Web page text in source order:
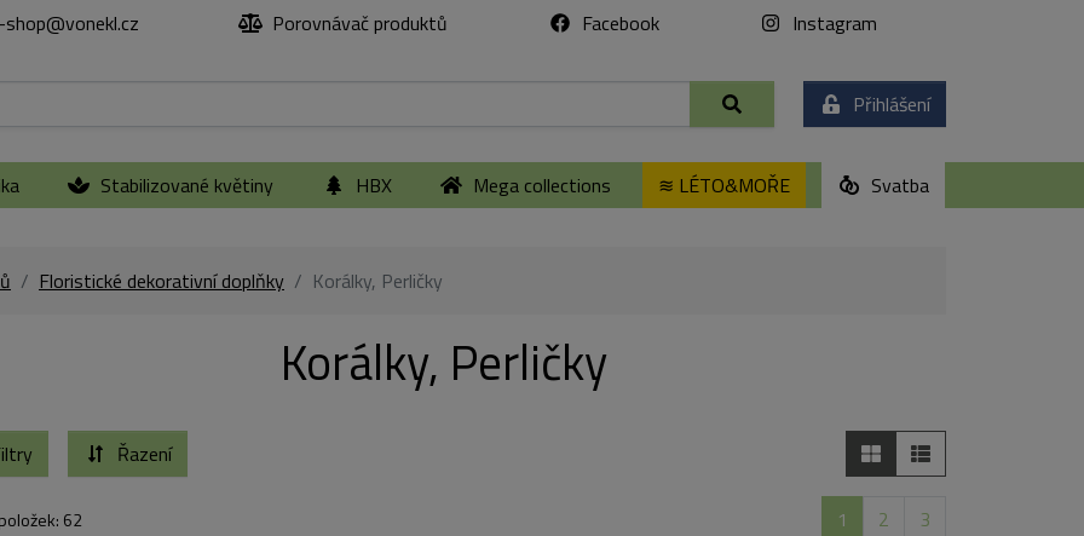
shop@vonekl.cz Porovnávač produktů Facebook Instagram
Přihlášení
Stabilizované květiny HBX Mega collections ≋ LÉTO&MOŘE Svatba
Floristické dekorativní doplňky Korálky, Perličky
Korálky, Perličky
Řazení
62 1 2
3